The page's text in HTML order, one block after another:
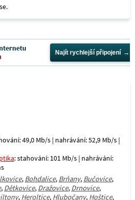
Najít rychlejší připojení
49,0 Mb/s | nahrávání: 52,9 Mb/s |
: stahování: 101 Mb/s | nahrávání:
, Bohdalice, Brňany, Bučovice,
, Dětkovice, Dražovice, Drnovice,
, Heroltice, Hlubočany, Hoštice,